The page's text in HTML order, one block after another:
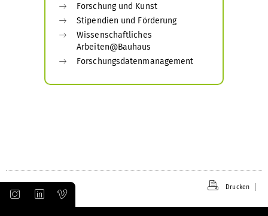
Forschung und Kunst
Stipendien und Förderung
Wissenschaftliches
Arbeiten@Bauhaus
Forschungsdatenmanagement
Drucken